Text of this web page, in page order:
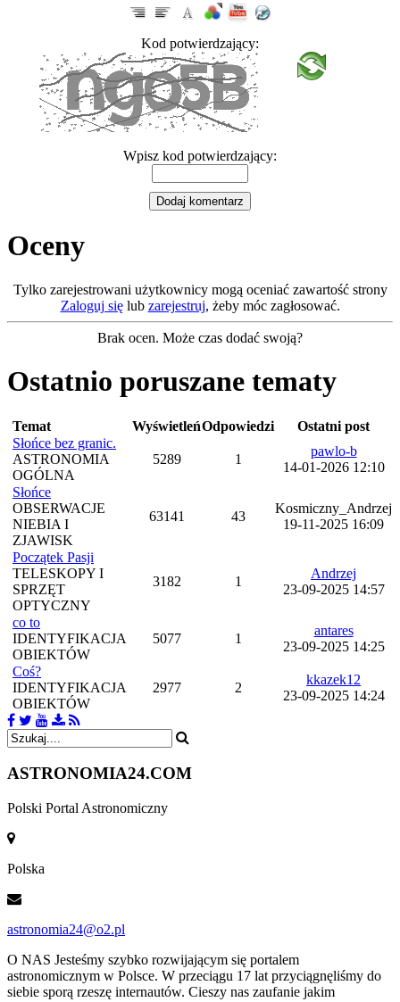
Kod potwierdzający:
Wpisz kod potwierdzający:
Oceny
Tylko zarejestrowani użytkownicy mogą oceniać zawartość strony
Zaloguj sięlub zarejestruj, żeby móc zagłosować.
Brak ocen. Może czas dodać swoją?
Ostatnio poruszane tematy
Temat WyświetleńOdpowiedzi
Ostatni post
Słońce bez granic.
ASTRONOMIA
OGÓLNA
5289 1
pawlo-b
14-01-2026 12:10
Słońce
OBSERWACJE
NIEBIA I
ZJAWISK
63141 43
Kosmiczny_Andrzej
19-11-2025 16:09
Początek Pasji
TELESKOPY I
SPRZĘT
OPTYCZNY
3182 1
Andrzej
23-09-2025 14:57
co to
IDENTYFIKACJA
OBIEKTÓW
5077 1
antares
23-09-2025 14:25
Coś?
IDENTYFIKACJA
OBIEKTÓW
2977 2
kkazek12
23-09-2025 14:24
ASTRONOMIA24.COM
Polski Portal Astronomiczny
Polska
astronomia24@o2.pl
O NAS Jesteśmy szybko rozwijającym się portalem
astronomicznym w Polsce. W przeciągu 17 lat przyciągnęliśmy do
siebie sporą rzeszę internautów. Cieszy nas zaufanie jakim